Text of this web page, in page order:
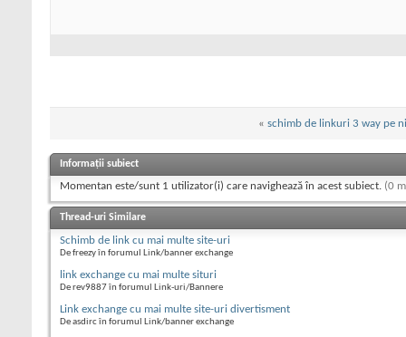
« schimb de linkuri 3 way pe
Informații subiect
Momentan este/sunt 1 utilizator(i) care navighează în acest subiect. (0
Thread-uri Similare
Schimb de link cu mai multe site-uri
De freezy în forumul Link/banner exchange
link exchange cu mai multe situri
De rev9887 în forumul Link-uri/Bannere
Link exchange cu mai multe site-uri divertisment
De asdirc în forumul Link/banner exchange